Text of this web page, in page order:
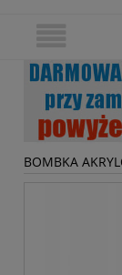
BOMBKA